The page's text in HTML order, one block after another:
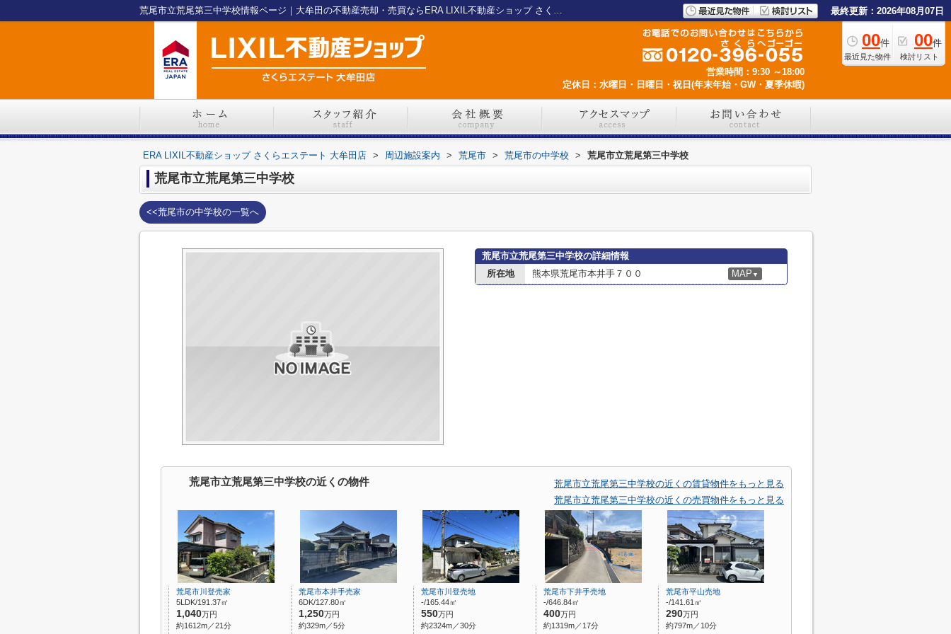
荒尾市立荒尾第三中学校情報ページ｜大牟田の不動産売却・売買ならERA LIXIL不動産ショップ さくらエステート 大牟田店 最終更新：2026年08月07日
00件
最近見た物件
00件
検討リスト
営業時間：9:30 ～18:00
定休日：水曜日・日曜日・祝日(年末年始・GW・夏季休暇)
ERA LIXIL不動産ショップ さくらエステート 大牟田店 > 周辺施設案内 > 荒尾市 > 荒尾市の中学校 > 荒尾市立荒尾第三中学校
荒尾市立荒尾第三中学校
<<荒尾市の中学校の一覧へ
荒尾市立荒尾第三中学校の詳細情報
所在地
熊本県荒尾市本井手７００ MAP ▼
荒尾市立荒尾第三中学校の近くの物件
荒尾市立荒尾第三中学校の近くの賃貸物件をもっと見る
荒尾市立荒尾第三中学校の近くの売買物件をもっと見る
荒尾市川登売家
5LDK/191.37㎡
1,040万円
約1612m／21分
荒尾市本井手売家
6DK/127.80㎡
1,250万円
約329m／5分
荒尾市川登売地
-/165.44㎡
550万円
約2324m／30分
荒尾市下井手売地
-/646.84㎡
400万円
約1319m／17分
荒尾市平山売地
-/141.61㎡
290万円
約797m／10分